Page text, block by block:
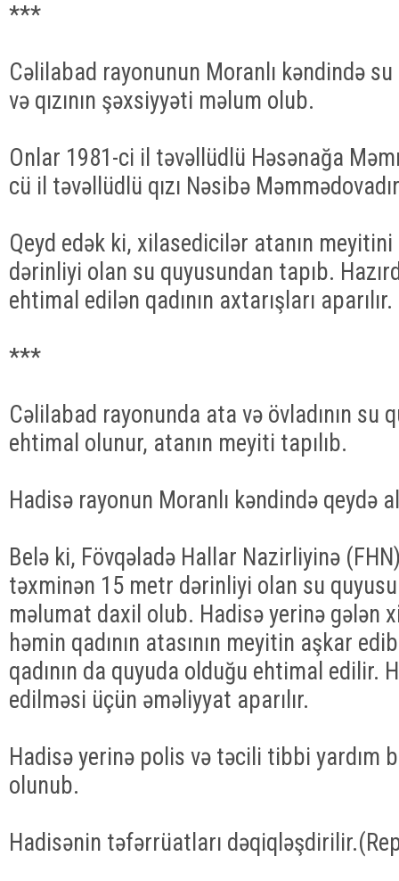
***
Cəlilabad rayonunun Moranlı kəndində
və qızının şəxsiyyəti məlum olub.
Onlar 1981-ci il təvəllüdlü Həsənağa
cü il təvəllüdlü qızı Nəsibə
Qeyd edək ki, xilasedicilər atanın
dərinliyi olan su quyusundan tapıb.
ehtimal edilən qadının axtarışları aparılır.
***
Cəlilabad rayonunda ata və övladının su
ehtimal olunur, atanın meyiti tapılıb.
Hadisə rayonun Moranlı kəndində qeydə
Belə ki, Fövqəladə Hallar Nazirliyinə (FHN)
təxminən 15 metr dərinliyi olan su
məlumat daxil olub. Hadisə yerinə gələn
həmin qadının atasının meyitin aşkar
qadının da quyuda olduğu ehtimal edilir.
edilməsi üçün əməliyyat aparılır.
Hadisə yerinə polis və təcili tibbi yardım
olunub.
Hadisənin təfərrüatları